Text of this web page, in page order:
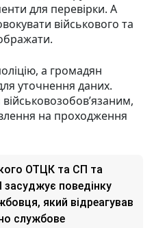
для перевірки. А
військового та
а громадян
уточнення даних.
на проходження
ОТЦК та СП та
поведінку
який відреагував
службове